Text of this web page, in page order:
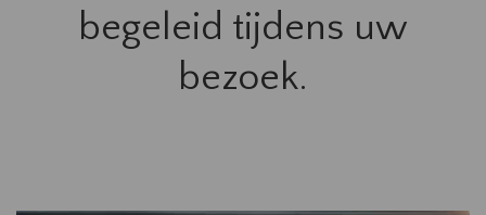
begeleid tijdens uw
bezoek.